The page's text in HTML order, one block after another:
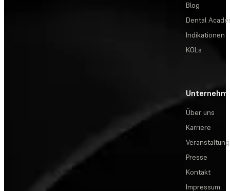
Blog
Dental
Indikationen
KOLs
Über uns
Karriere
Presse
Kontakt
Impressum